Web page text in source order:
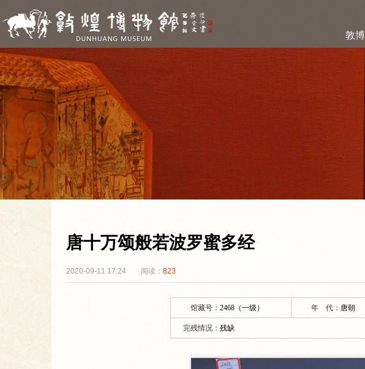
敦
唐十万颂般若波罗蜜多经
2020-09-11 17:24 阅读： 823
馆藏号： 2468（一级） 年 代： 唐朝
完残情况： 残缺